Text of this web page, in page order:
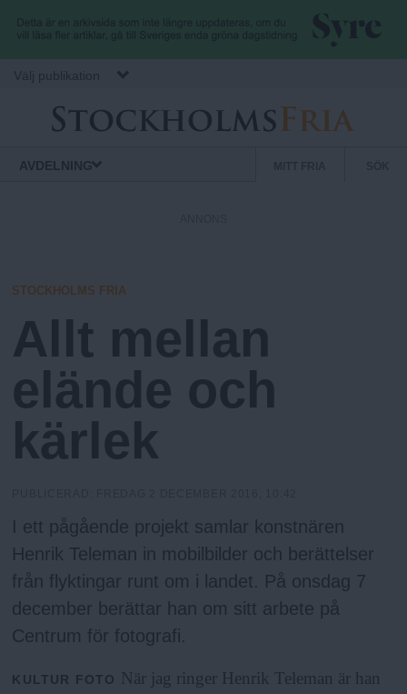
Hoppa till huvudinnehåll
Välj publikation
S
o
c
k
h
o
l
m
s
F
AVDELNING
r
m
e
n
STOCKHOLMS FRIA
Allt mellan
elände och
kärlek
I ett pågående projekt samlar konstnären
Henrik Teleman in mobilbilder och berättelser
från flyktingar runt om i landet. På onsdag 7
december berättar han om sitt arbete på
Centrum för fotografi.
KULTUR FOTO
När jag ringer Henrik Teleman är han